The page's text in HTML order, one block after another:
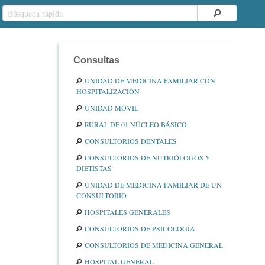
Consultas
UNIDAD DE MEDICINA FAMILIAR CON
HOSPITALIZACIÓN
UNIDAD MÓVIL
RURAL DE 01 NÚCLEO BÁSICO
CONSULTORIOS DENTALES
CONSULTORIOS DE NUTRIÓLOGOS Y
DIETISTAS
UNIDAD DE MEDICINA FAMILIAR DE UN
CONSULTORIO
HOSPITALES GENERALES
CONSULTORIOS DE PSICOLOGÍA
CONSULTORIOS DE MEDICINA GENERAL
HOSPITAL GENERAL